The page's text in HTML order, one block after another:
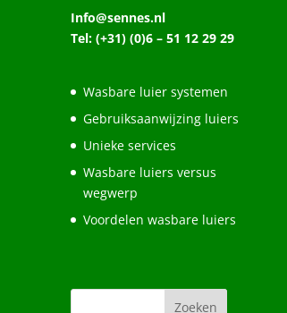
Info@sennes.nl
Tel: (+31) (0)6 – 51 12 29 29
Wasbare luier systemen
Gebruiksaanwijzing luiers
Unieke services
Wasbare luiers versus
wegwerp
Voordelen wasbare luiers